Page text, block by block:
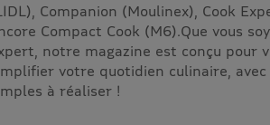
Companion (Moulinex), Cook
Compact Cook (M6).Que vous
notre magazine est conçu pour
votre quotidien culinaire,
à réaliser !